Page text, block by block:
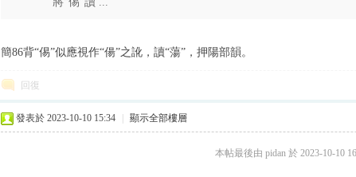
簡86背“㑥”似應視作“偒”之訛，讀“蕩”，押陽部韻。
回復
發表於 2023-10-10 15:34 顯示全部樓層
本帖最後由 pidan 於 2023-10-10